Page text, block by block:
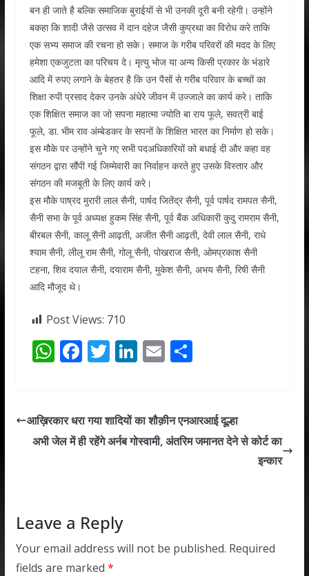
बन ही जाते है बल्कि समाजिक बुराईयों से भी उनकी दूरी बनी रहेगी। उन्होंने
बकहा कि शादी जैसे उत्सव में दान दहेज जैसी कुप्रथा का विरोध करे ताकि
एक सभ्य समाज की रचना हो सके। समाज के गरीब परिवरों की मदद के लिए
हमेशा एकजुटता का परिचय दे। मृत्यु भोज या अन्य किसी प्रकार के भंडारे
आदि में रुपए लगाने के बेहतर है कि उन पैसों से गरीब परिवार के बच्चों का
शिक्षा रुपी प्रसाद देकर उनके अंधेरे जीवन में उज्जाले का कार्य करे। ताकि
एक शिक्षित समाज का जो सपना महात्मा ज्योति बा राय फूले, सवत्री बाई
फूले, डा. भीम राव अंम्बेडकर के सपनों के शिक्षित भारत का निर्माण हो सके।
इस मौके पर उन्होंने चुने गए सभी पदअधिकारियों को बधाई दी और कहा वह
संगठन द्वारा सौंपी गई जिम्मेवारी का निर्वाहन करते हुए उसके विस्तार और
संगठन की मजबूती के लिए कार्य करे।
इस मौके पाष्रद मुरारी लाल सैनी, पार्षद जितेंद्र सैनी, पूर्व पार्षद रामपत सैनी,
सैनी सभा के पूर्व अध्यक्ष हुकम सिंह सैनी, पूर्व बैंक अधिकारी कुदु रामराम सैनी,
बीरबल सैनी, कालू सैनी आढ़ती, अजीत सैनी आढ़ती, देवी लाल सैनी, राधे
श्याम सैनी, लीलू राम सैनी, गोलू सैनी, पोखराज सैनी, ओमप्रकाश सैनी
टहना, शिव दयाल सैनी, दयाराम सैनी, मुकेश सैनी, अभय सैनी, रिषी सैनी
आदि मौजूद थे।
Post Views: 710
W
s
A
F
b
o
T
er
Li
e
dI
E
l
S
e
आख़िरकार धरा गया शादियों का शौक़ीन एनआरआई दूल्हा
अभी जेल में ही रहेंगे अर्नब गोस्वामी, अंतरिम जमानत देने से कोर्ट का
इन्कार
Leave a Reply
Your email address will not be published. Required
fields are marked *